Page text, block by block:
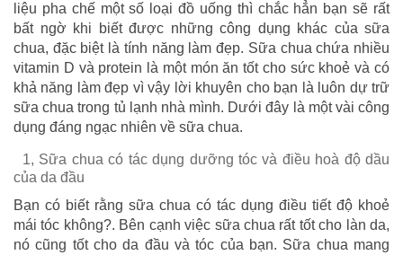
liệu pha chế một số loại đồ uống thì chắc hẳn bạn sẽ rất
bất ngờ khi biết được những công dụng khác của sữa
chua, đặc biệt là tính năng làm đẹp. Sữa chua chứa nhiều
vitamin D và protein là một món ăn tốt cho sức khoẻ và có
khả năng làm đẹp vì vậy lời khuyên cho bạn là luôn dự trữ
sữa chua trong tủ lạnh nhà mình. Dưới đây là một vài công
dụng đáng ngạc nhiên về sữa chua.
1, Sữa chua có tác dụng dưỡng tóc và điều hoà độ dầu
của da đầu
Bạn có biết rằng sữa chua có tác dụng điều tiết độ khoẻ
mái tóc không?. Bên cạnh việc sữa chua rất tốt cho làn da,
nó cũng tốt cho da đầu và tóc của bạn. Sữa chua mang